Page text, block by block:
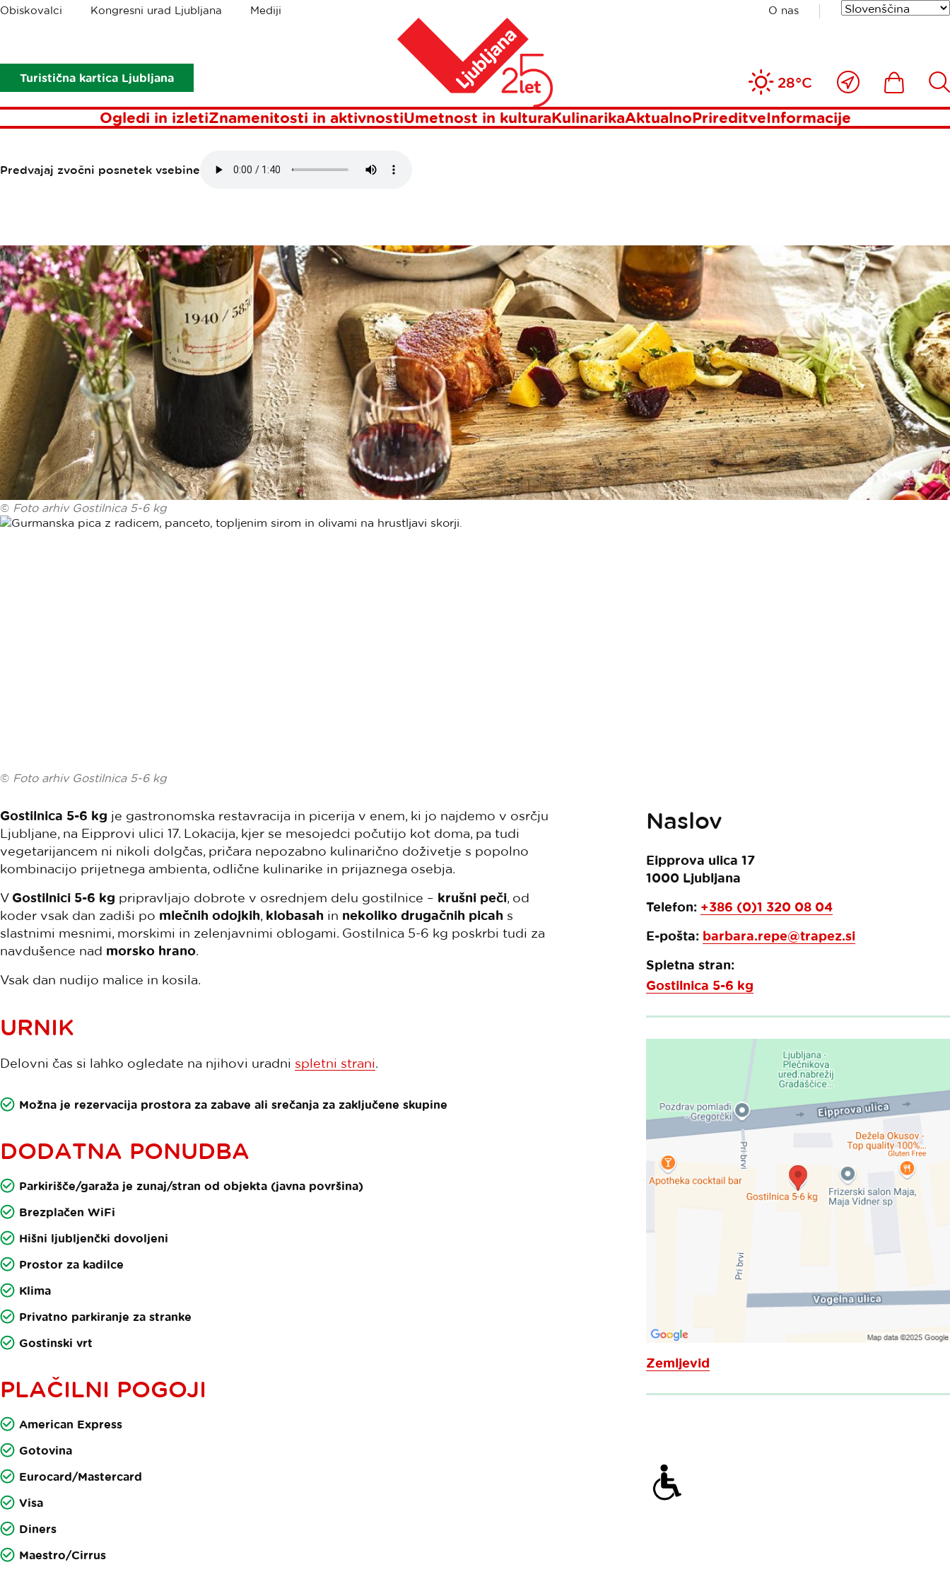
Obiskovalci Kongresni urad Ljubljana Mediji O nas
Turistična kartica Ljubljana 28°C
Blizu
mene
Ikona Išči
Ogledi in izletiZnamenitosti in aktivnostiUmetnost in kulturaKulinarikaAktualnoPrireditveInformacije
Drobtinice
GOSTILNICA 5-6 KG
Predvajaj zvočni posnetek vsebine
© Foto arhiv Gostilnica 5-6 kg
© Foto arhiv Gostilnica 5-6 kg
Gostilnica 5-6 kg je gastronomska restavracija in picerija v enem, ki jo najdemo v osrčju
Ljubljane, na Eipprovi ulici 17. Lokacija, kjer se mesojedci počutijo kot doma, pa tudi
vegetarijancem ni nikoli dolgčas, pričara nepozabno kulinarično doživetje s popolno
kombinacijo prijetnega ambienta, odlične kulinarike in prijaznega osebja.
V Gostilnici 5-6 kg pripravljajo dobrote v osrednjem delu gostilnice – krušni peči, od
koder vsak dan zadiši po mlečnih odojkih, klobasah in nekoliko drugačnih picah s
slastnimi mesnimi, morskimi in zelenjavnimi oblogami. Gostilnica 5-6 kg poskrbi tudi za
navdušence nad morsko hrano.
Vsak dan nudijo malice in kosila.
URNIK
Delovni čas si lahko ogledate na njihovi uradni spletni strani.
Možna je rezervacija prostora za zabave ali srečanja za zaključene skupine
DODATNA PONUDBA
Parkirišče/garaža je zunaj/stran od objekta (javna površina)
Brezplačen WiFi
Hišni ljubljenčki dovoljeni
Prostor za kadilce
Klima
Privatno parkiranje za stranke
Gostinski vrt
PLAČILNI POGOJI
American Express
Gotovina
Eurocard/Mastercard
Visa
Diners
Maestro/Cirrus
Naslov
Eipprova ulica 17
1000 Ljubljana
Telefon: +386 (0)1 320 08 04
E-pošta: barbara.repe@trapez.si
Spletna stran:
Gostilnica 5-6 kg
Zemljevid